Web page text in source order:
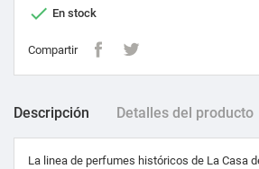
 En stock
Compartir
Descripción Detalles del producto
La linea de perfumes históricos de La Casa